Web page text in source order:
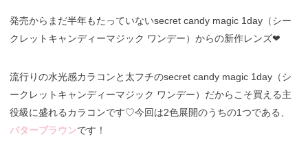
発売からまだ半年もたっていないsecret candy magic 1day（シー
クレットキャンディーマジック ワンデー）からの新作レンズ❤︎
流行りの水光感カラコンと太フチのsecret candy magic 1day（シ
ークレットキャンディーマジック ワンデー）だからこそ買える主
役級に盛れるカラコンです♡今回は2色展開のうちの1つである、
バターブラウンです！